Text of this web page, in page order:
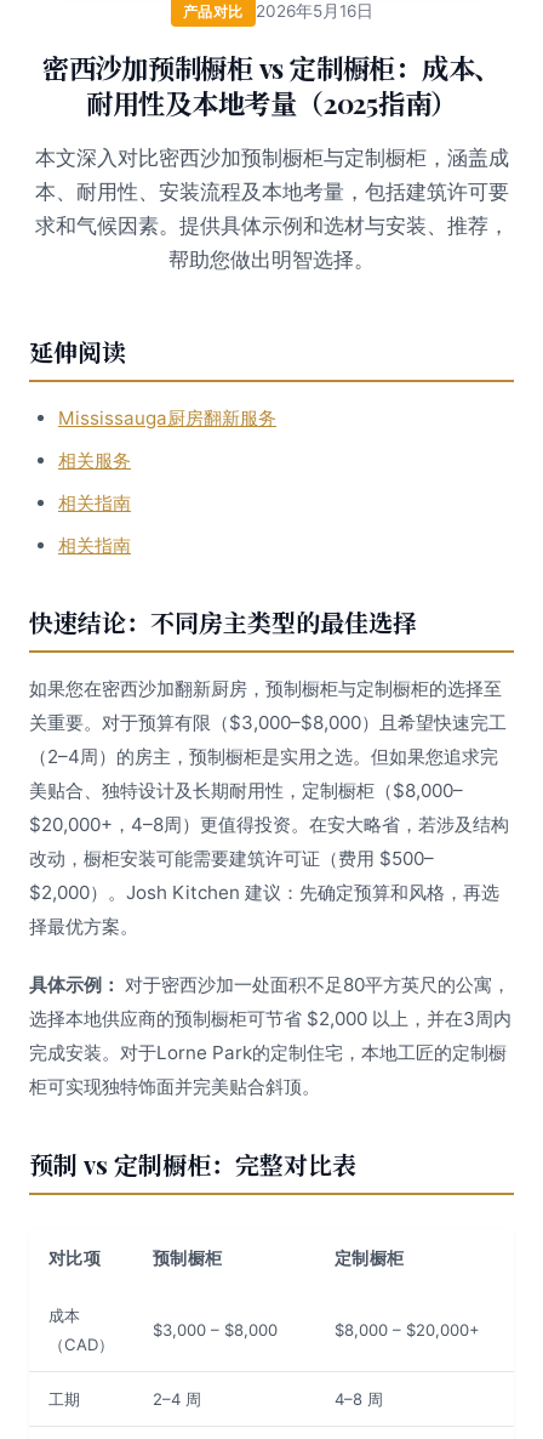
产品对比 2026年5月16日
密西沙加预制橱柜 vs 定制橱柜：成本、
耐用性及本地考量（2025指南）
本文深入对比密西沙加预制橱柜与定制橱柜，涵盖成
本、耐用性、安装流程及本地考量，包括建筑许可要
求和气候因素。提供具体示例和选材与安装、推荐，
帮助您做出明智选择。
延伸阅读
Mississauga厨房翻新服务
相关服务
相关指南
相关指南
快速结论：不同房主类型的最佳选择
如果您在密西沙加翻新厨房，预制橱柜与定制橱柜的选择至
关重要。对于预算有限（$3,000–$8,000）且希望快速完工
（2–4周）的房主，预制橱柜是实用之选。但如果您追求完
美贴合、独特设计及长期耐用性，定制橱柜（$8,000–
$20,000+，4–8周）更值得投资。在安大略省，若涉及结构
改动，橱柜安装可能需要建筑许可证（费用 $500–
$2,000）。Josh Kitchen 建议：先确定预算和风格，再选
择最优方案。
具体示例： 对于密西沙加一处面积不足80平方英尺的公寓，
选择本地供应商的预制橱柜可节省 $2,000 以上，并在3周内
完成安装。对于Lorne Park的定制住宅，本地工匠的定制橱
柜可实现独特饰面并完美贴合斜顶。
预制 vs 定制橱柜：完整对比表
对比项 预制橱柜 定制橱柜
成本
（CAD）
$3,000 – $8,000 $8,000 – $20,000+
工期 2–4 周 4–8 周